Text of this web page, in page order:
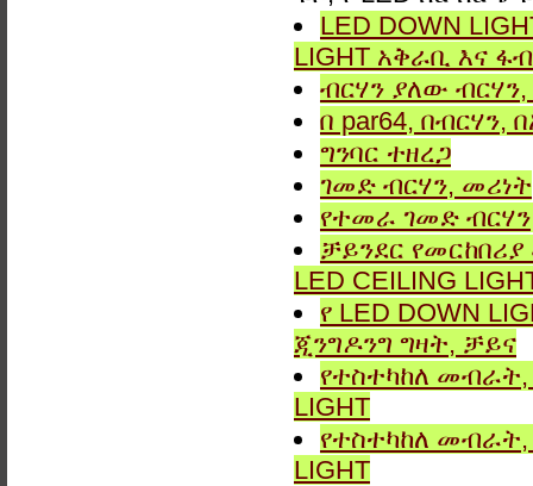
LED DOWN
LIGHT አቅራቢ እና
ብርሃን ያለው ብርሃን,
በ par64, በብርሃን,
ግንባር ​​ተዘረጋ
ገመድ ብርሃን, መሪነት
የተመራ ገመድ
ቻይንደር
LED CEILING
የ LED DOWN
ጂንግዶንግ ግዛት, ቻይና
የተስተካከለ መብራት,
LIGHT
የተስተካከለ መብራት,
LIGHT